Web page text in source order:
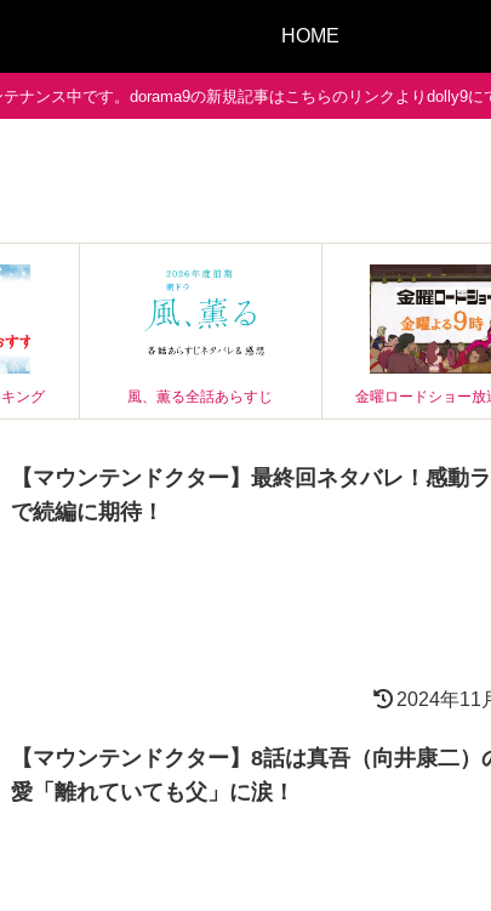
HOME
ナンス中です。dorama9の新規記事はこちらのリンクよりdolly9に
ング 風、薫る全話あらすじ 金曜ロードショー放
【マウンテンドクター】最終回ネタバレ！感動
で続編に期待！
2024年11
【マウンテンドクター】8話は真吾（向井康二）
愛「離れていても父」に涙！